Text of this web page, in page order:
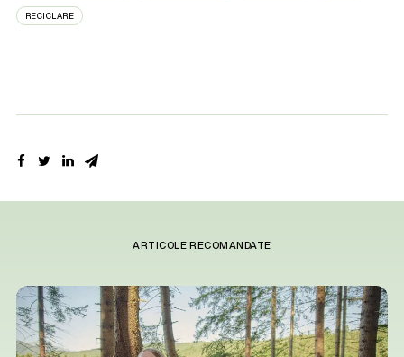
RECICLARE
ARTICOLE RECOMANDATE